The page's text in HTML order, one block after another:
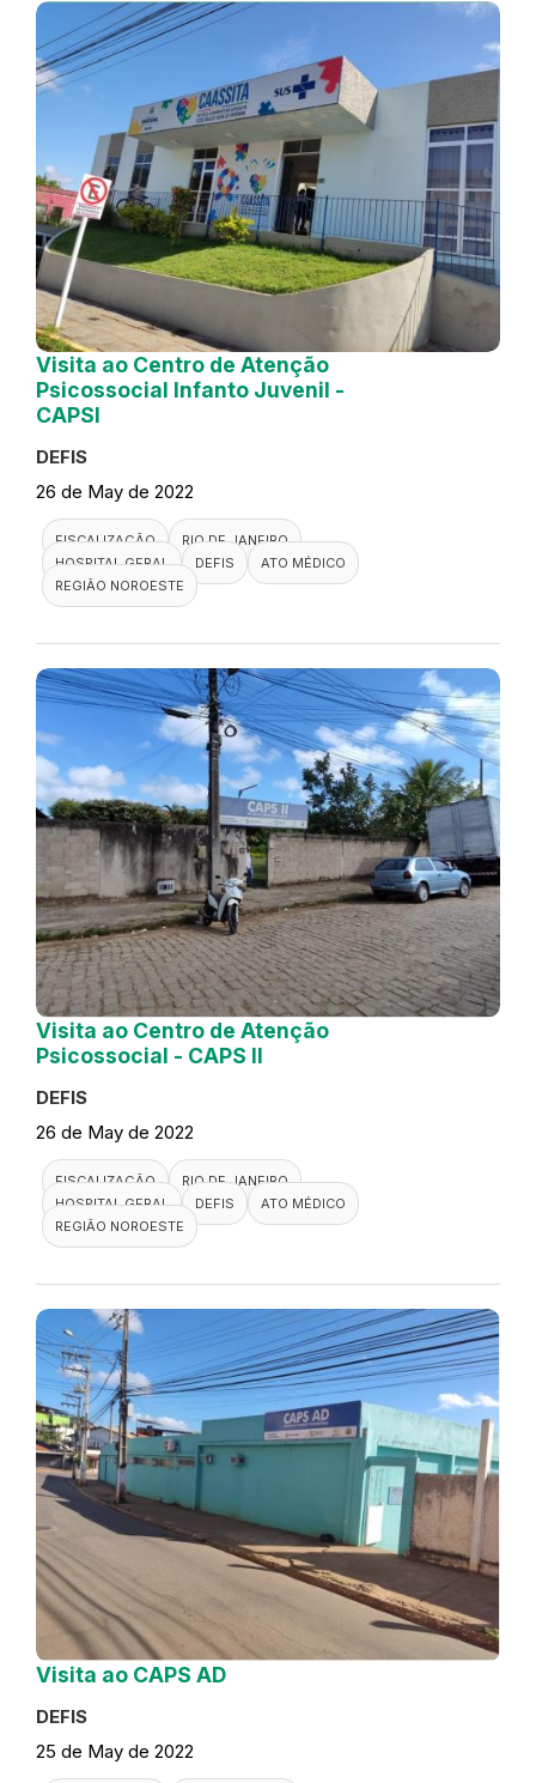
Visita ao Centro de Atenção
Psicossocial Infanto Juvenil -
CAPSI
DEFIS
26 de May de 2022
FISCALIZAÇÃO
RIO DE JANEIRO
HOSPITAL GERAL
DEFIS
ATO MÉDICO
REGIÃO NOROESTE
Visita ao Centro de Atenção
Psicossocial - CAPS II
DEFIS
26 de May de 2022
FISCALIZAÇÃO
RIO DE JANEIRO
HOSPITAL GERAL
DEFIS
ATO MÉDICO
REGIÃO NOROESTE
Visita ao CAPS AD
DEFIS
25 de May de 2022